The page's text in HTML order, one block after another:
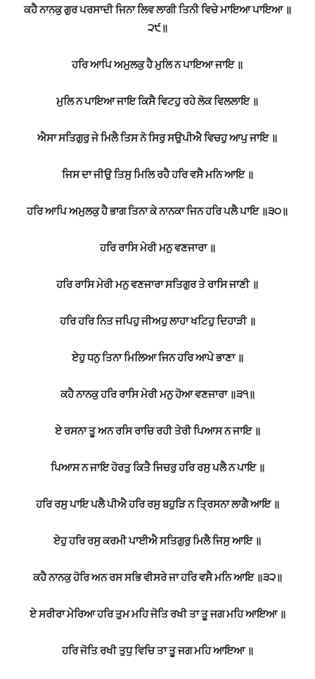
ਕਹੈ ਨਾਨਕੁ ਗੁਰ ਪਰਸਾਦੀ ਜਿਨਾ ਲਿਵ ਲਾਗੀ ਤਿਨੀ ਵਿਚੇ ਮਾਇਆ ਪਾਇਆ ॥
੨੯॥
ਹਰਿ ਆਪਿ ਅਮੁਲਕੁ ਹੈ ਮੁਲਿ ਨ ਪਾਇਆ ਜਾਇ ॥
ਮੁਲਿ ਨ ਪਾਇਆ ਜਾਇ ਕਿਸੈ ਵਿਟਹੁ ਰਹੇ ਲੋਕ ਵਿਲਲਾਇ ॥
ਐਸਾ ਸਤਿਗੁਰੁ ਜੇ ਮਿਲੈ ਤਿਸ ਨੋ ਸਿਰੁ ਸਉਪੀਐ ਵਿਚਹੁ ਆਪੁ ਜਾਇ ॥
ਜਿਸ ਦਾ ਜੀਉ ਤਿਸੁ ਮਿਲਿ ਰਹੈ ਹਰਿ ਵਸੈ ਮਨਿ ਆਇ ॥
ਹਰਿ ਆਪਿ ਅਮੁਲਕੁ ਹੈ ਭਾਗ ਤਿਨਾ ਕੇ ਨਾਨਕਾ ਜਿਨ ਹਰਿ ਪਲੈ ਪਾਇ ॥੩੦॥
ਹਰਿ ਰਾਸਿ ਮੇਰੀ ਮਨੁ ਵਣਜਾਰਾ ॥
ਹਰਿ ਰਾਸਿ ਮੇਰੀ ਮਨੁ ਵਣਜਾਰਾ ਸਤਿਗੁਰ ਤੇ ਰਾਸਿ ਜਾਣੀ ॥
ਹਰਿ ਹਰਿ ਨਿਤ ਜਪਿਹੁ ਜੀਅਹੁ ਲਾਹਾ ਖਟਿਹੁ ਦਿਹਾੜੀ ॥
ਏਹੁ ਧਨੁ ਤਿਨਾ ਮਿਲਿਆ ਜਿਨ ਹਰਿ ਆਪੇ ਭਾਣਾ ॥
ਕਹੈ ਨਾਨਕੁ ਹਰਿ ਰਾਸਿ ਮੇਰੀ ਮਨੁ ਹੋਆ ਵਣਜਾਰਾ ॥੩੧॥
ਏ ਰਸਨਾ ਤੂ ਅਨ ਰਸਿ ਰਾਚਿ ਰਹੀ ਤੇਰੀ ਪਿਆਸ ਨ ਜਾਇ ॥
ਪਿਆਸ ਨ ਜਾਇ ਹੋਰਤੁ ਕਿਤੈ ਜਿਚਰੁ ਹਰਿ ਰਸੁ ਪਲੈ ਨ ਪਾਇ ॥
ਹਰਿ ਰਸੁ ਪਾਇ ਪਲੈ ਪੀਐ ਹਰਿ ਰਸੁ ਬਹੁੜਿ ਨ ਤ੍ਰਿਸਨਾ ਲਾਗੈ ਆਇ ॥
ਏਹੁ ਹਰਿ ਰਸੁ ਕਰਮੀ ਪਾਈਐ ਸਤਿਗੁਰੁ ਮਿਲੈ ਜਿਸੁ ਆਇ ॥
ਕਹੈ ਨਾਨਕੁ ਹੋਰਿ ਅਨ ਰਸ ਸਭਿ ਵੀਸਰੇ ਜਾ ਹਰਿ ਵਸੈ ਮਨਿ ਆਇ ॥੩੨॥
ਏ ਸਰੀਰਾ ਮੇਰਿਆ ਹਰਿ ਤੁਮ ਮਹਿ ਜੋਤਿ ਰਖੀ ਤਾ ਤੂ ਜਗ ਮਹਿ ਆਇਆ ॥
ਹਰਿ ਜੋਤਿ ਰਖੀ ਤੁਧੁ ਵਿਚਿ ਤਾ ਤੂ ਜਗ ਮਹਿ ਆਇਆ ॥